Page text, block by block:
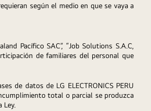
según el medio en que se vaya a
Pacífico SAC”, “Job Solutions S.A.C,
de familiares del personal que
de datos de LG ELECTRONICS PERU
total o parcial se produzca